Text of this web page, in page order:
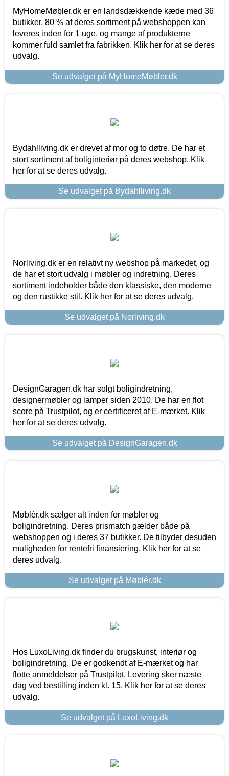
MyHomeMøbler.dk er en landsdækkende kæde med 36
butikker. 80 % af deres sortiment på webshoppen kan
leveres inden for 1 uge, og mange af produkterne
kommer fuld samlet fra fabrikken. Klik her for at se deres
udvalg.
Se udvalget på MyHomeMøbler.dk
Bydahlliving.dk er drevet af mor og to døtre. De har et
stort sortiment af boliginteriør på deres webshop. Klik
her for at se deres udvalg.
Se udvalget på Bydahlliving.dk
Norliving.dk er en relativt ny webshop på markedet, og
de har et stort udvalg i møbler og indretning. Deres
sortiment indeholder både den klassiske, den moderne
og den rustikke stil. Klik her for at se deres udvalg.
Se udvalget på Norliving.dk
DesignGaragen.dk har solgt boligindretning,
designermøbler og lamper siden 2010. De har en flot
score på Trustpilot, og er certificeret af E-mærket. Klik
her for at se deres udvalg.
Se udvalget på DesignGaragen.dk
Møblér.dk sælger alt inden for møbler og
boligindretning. Deres prismatch gælder både på
webshoppen og i deres 37 butikker. De tilbyder desuden
muligheden for rentefri finansiering. Klik her for at se
deres udvalg.
Se udvalget på Møblér.dk
Hos LuxoLiving.dk finder du brugskunst, interiør og
boligindretning. De er godkendt af E-mærket og har
flotte anmeldelser på Trustpilot. Levering sker næste
dag ved bestilling inden kl. 15. Klik her for at se deres
udvalg.
Se udvalget på LuxoLiving.dk